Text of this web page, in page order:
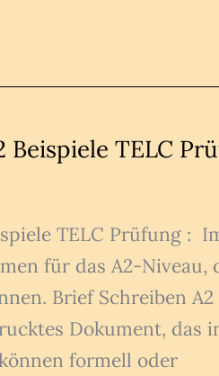
Beispiele TELC
TELC Prüfung :
für das A2-
Brief Schreiben
Dokument, das
formell oder